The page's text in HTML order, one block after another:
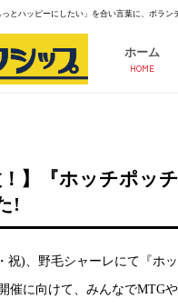
っとハッピーにしたい」を合い言葉に、ボラ
ホーム
HOME
！】『ホッチポ
!
祝)、野毛シャーレにて『ホ
催に向けて、みんなでMTGや